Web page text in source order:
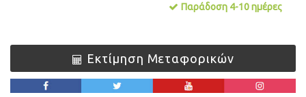
Παράδοση 4-10 ημέρες
Εκτίμηση Μεταφορικών